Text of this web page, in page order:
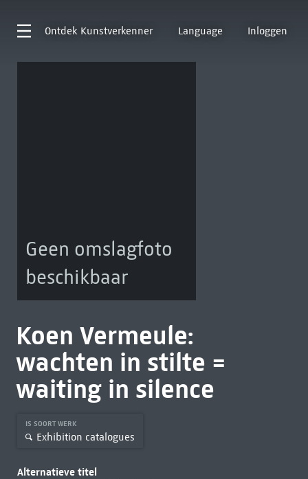
Ontdek Kunstverkenner Language Inloggen
Geen omslagfoto
beschikbaar
Koen Vermeule:
wachten in stilte =
waiting in silence
IS SOORT WERK
Exhibition catalogues
Alternatieve titel